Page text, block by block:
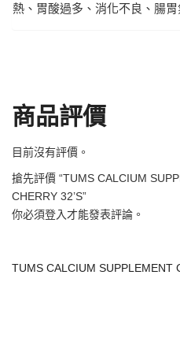
熱、胃酸過多、消化不良、腸
商品評價
目前沒有評價。
搶先評價 “TUMS CALCIUM
CHERRY 32’S”
你必須登入 才能發表評論。
TUMS CALCIUM SUPPLEMENT